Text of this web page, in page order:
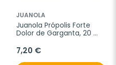
JUANOLA
Juanola Própolis Forte
Dolor de Garganta, 20
7,20 €